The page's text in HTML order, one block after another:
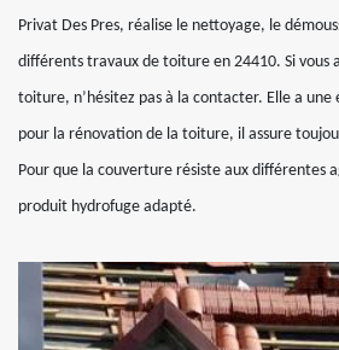
Privat Des Pres, réalise le nettoyage, le
différents travaux de toiture en 24410. Si vous
toiture, n’hésitez pas à la contacter. Elle a
pour la rénovation de la toiture, il assure
Pour que la couverture résiste aux différentes
produit hydrofuge adapté.